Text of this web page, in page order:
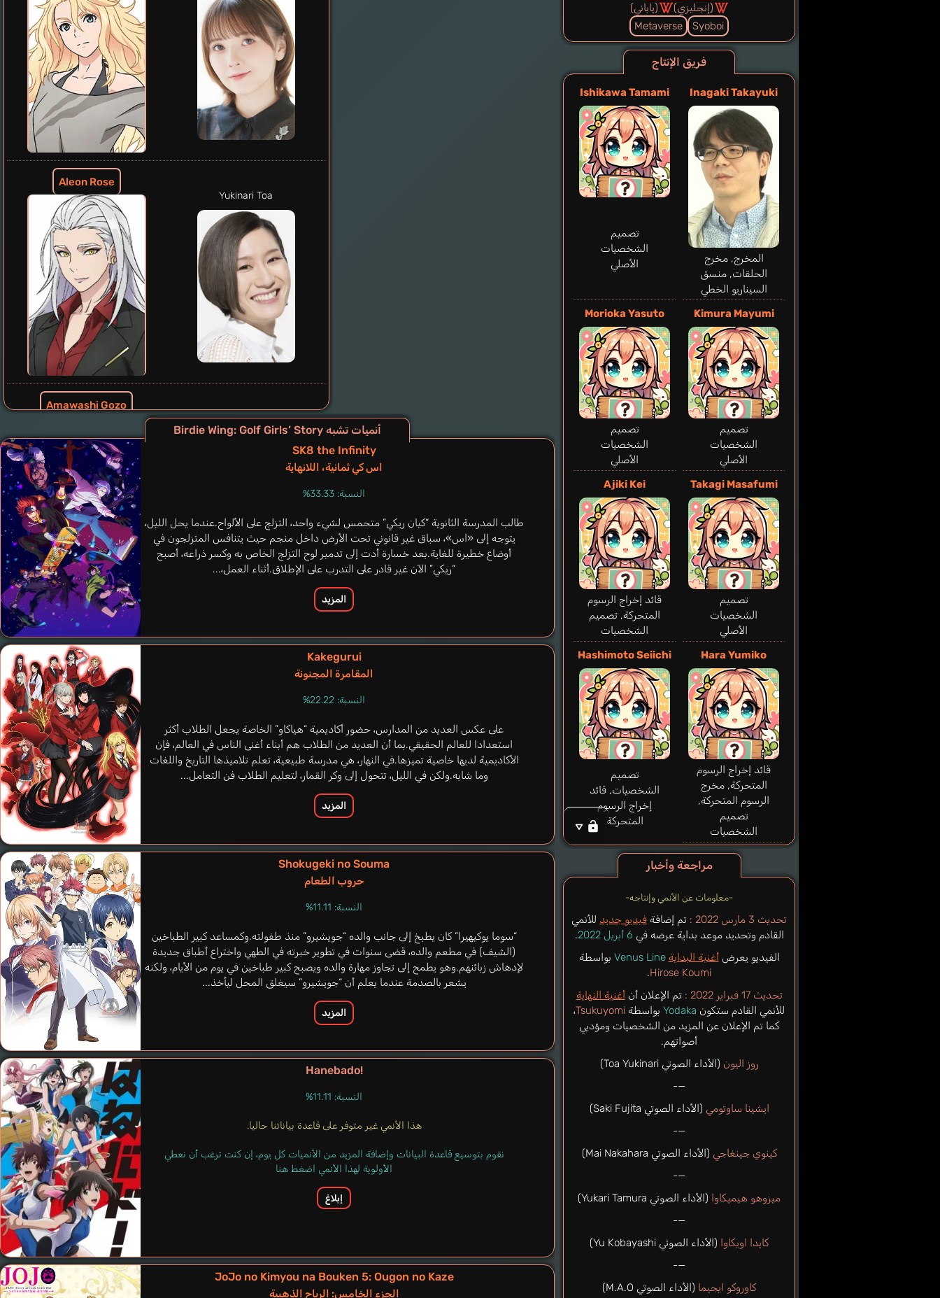
(إنجليزي)
(ياباني)
Syoboi
Metaverse
فريق الإنتاج
Inagaki Takayuki
المخرج, مخرج
الحلقات, منسق
السيناريو الخطي
Ishikawa Tamami
تصميم
الشخصيات
الأصلي
Kimura Mayumi
تصميم
الشخصيات
الأصلي
Morioka Yasuto
تصميم
الشخصيات
الأصلي
Takagi Masafumi
تصميم
الشخصيات
الأصلي
Ajiki Kei
قائد إخراج الرسوم
المتحركة, تصميم
الشخصيات
Hara Yumiko
قائد إخراج الرسوم
المتحركة, مخرج
الرسوم المتحركة,
تصميم
الشخصيات
Hashimoto Seiichi
تصميم
الشخصيات, قائد
إخراج الرسوم
المتحركة
مراجعة وأخبار
-معلومات عن الأنمي وإنتاجه-
تحديث 3 مارس 2022 : تم إضافة فيديو جديد للأنمي
القادم وتحديد موعد بداية عرضه في 6 أبريل 2022
.
الفيديو يعرضأغنية البداية Venus Line بواسطة
Hirose Koumi
.
تحديث 17 فبراير 2022 :
تم الإعلان أنأغنية النهاية
للأنمي القادم ستكون Yodakaبواسطة Tsukuyomi،
كما تم الإعلان عن المزيد من الشخصيات ومؤديي
أصواتهم.
روز اليون (الأداء الصوتي Toa Yukinari)
—-
ايشينا ساوتومي (الأداء الصوتي Saki Fujita)
—-
كينوي جينغاجي (الأداء الصوتي Mai Nakahara)
—-
ميزوهو هيميكاوا (الأداء الصوتي Yukari Tamura)
—-
كايدا اويكاوا (الأداء الصوتي Yu Kobayashi)
—-
كاوروكو ايجيما (الأداء الصوتي M.A.O)
Aleon Rose
Yukinari Toa
Amawashi Gozo
Hirota Kousei
Amawashi Seira
Kaida Yuuko
Amuro Reiya
Anri
أنميات تشبه Birdie Wing: Golf Girls’ Story
SK8 the Infinity
اس كي ثمانية، اللانهاية
النسبة: 33.33%
طالب المدرسة الثانوية “كيان ريكي” متحمس لشيء واحد، التزلج على الألواح.عندما يحل الليل،
يتوجه إلى «اس»، سباق غير قانوني تحت الأرض داخل منجم حيث يتنافس المتزلجون في
أوضاع خطيرة للغاية.بعد خسارة أدت إلى تدمير لوح التزلج الخاص به وكسر ذراعه، أصبح
“ريكي” الآن غير قادر على التدرب على الإطلاق.أثناء العمل،...
المزيد
Kakegurui
المقامرة المجنونة
النسبة: 22.22%
على عكس العديد من المدارس، حضور أكاديمية “هياكاو” الخاصة يجعل الطلاب أكثر
استعدادا للعالم الحقيقي.بما أن العديد من الطلاب هم أبناء أغنى الناس في العالم، فإن
الأكاديمية لديها خاصية تميزها.في النهار، هي مدرسة طبيعية، تعلم تلاميذها التاريخ واللغات
وما شابه.ولكن في الليل، تتحول إلى وكر القمار، لتعليم الطلاب فن التعامل...
المزيد
Shokugeki no Souma
حروب الطعام
النسبة: 11.11%
“سوما يوكيهيرا” كان يطبخ إلى جانب والده “جويشيرو” منذ طفولته.وكمساعد كبير الطباخين
(الشيف) في مطعم والده، قضى سنوات في تطوير خبرته في الطهي واختراع أطباق جديدة
لإدهاش زبائنهم.وهو يطمح إلى تجاوز مهارة والده ويصبح كبير طباخين في يوم من الأيام، ولكنه
يشعر بالصدمة عندما يعلم أن “جويشيرو” سيغلق المحل ليأخذ...
المزيد
Hanebado!
النسبة: 11.11%
هذا الأنمي غير متوفر على قاعدة بياناتنا حاليا.
نقوم بتوسيع قاعدة البيانات وإضافة المزيد من الأنميات كل يوم، إن كنت ترغب أن نعطي
الأولوية لهذا الأنمي اضغط هنا
إبلاغ
JoJo no Kimyou na Bouken 5: Ougon no Kaze
الجزء الخامس: الرياح الذهبية